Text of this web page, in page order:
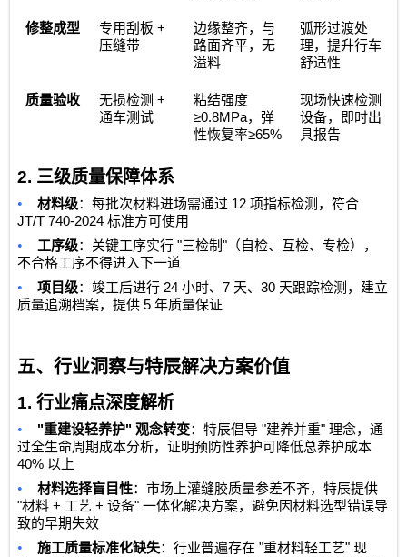
修整成型 专用刮板 +
压缝带
边缘整齐，与
路面齐平，无
溢料
弧形过渡处
理，提升行车
舒适性
质量验收 无损检测 +
通车测试
粘结强度
≥0.8MPa，弹
性恢复率≥65%
现场快速检测
设备，即时出
具报告
2. 三级质量保障体系
• 材料级：每批次材料进场需通过 12项指标检测，符合
JT/T 740-2024标准方可使用
• 工序级：关键工序实行 "三检制" （自检、互检、专检），
不合格工序不得进入下一道
• 项目级：竣工后进行 24小时、7 天、30 天跟踪检测，建立
质量追溯档案，提供 5年质量保证
五、行业洞察与特辰解决方案价值
1.行业痛点深度解析
• "重建设轻养护"观念转变：特辰倡导 "建养并重"理念，通
过全生命周期成本分析，证明预防性养护可降低总养护成本
40% 以上
• 材料选择盲目性：市场上灌缝胶质量参差不齐，特辰提供
"材料 + 工艺 +设备"一体化解决方案，避免因材料选型错误导
致的早期失效
• 施工质量标准化缺失：行业普遍存在 "重材料轻工艺"现